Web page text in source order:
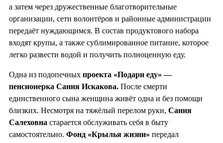
а затем через дружественные благотворительные
организации, сети волонтёров и районные администрации
передаёт нуждающимся. В состав продуктового набора
входят крупы, а также сублимированное питание, которое
легко развести водой и получить полноценную еду.
Одна из подопечных проекта «Подари еду» —
пенсионерка Сания Искакова. После смерти
единственного сына женщина живёт одна и без помощи
близких. Несмотря на тяжёлый перелом руки, Сания
Салеховна старается обслуживать себя в быту
самостоятельно. Фонд «Крылья жизни» передал